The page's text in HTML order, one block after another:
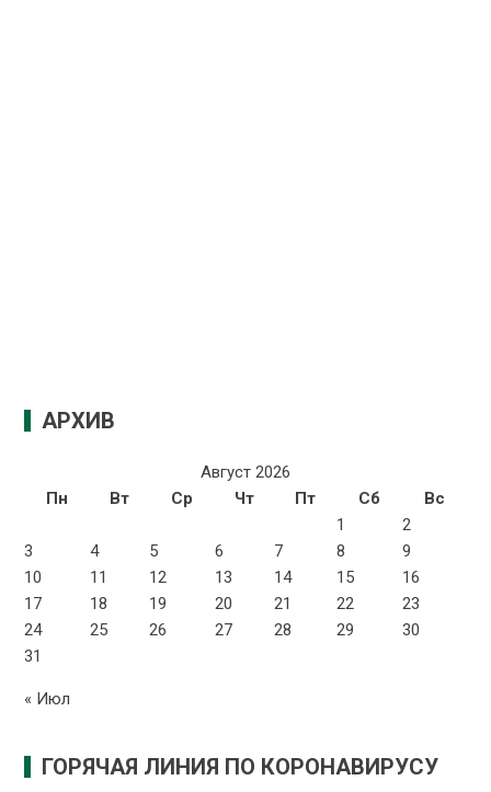
АРХИВ
Август 2026
Пн
Вт Ср Чт Пт Сб
Вс
1
2
3
4 5 6 7 8
9
10
11 12 13 14 15
16
17
18 19 20 21 22
23
24
25 26 27 28 29
30
31
« Июл
ГОРЯЧАЯ ЛИНИЯ ПО КОРОНАВИРУСУ